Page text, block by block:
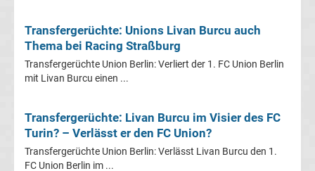
Fußball
EM
Frauenfußball
Amateurfußball
Transfergerüchte: Unions Livan Burcu auch
Thema bei Racing Straßburg
Transfergerüchte Union Berlin: Verliert der 1. FC Union Berlin
mit Livan Burcu einen ...
Transfergerüchte: Livan Burcu im Visier des FC
Turin? – Verlässt er den FC Union?
Transfergerüchte Union Berlin: Verlässt Livan Burcu den 1.
FC Union Berlin im ...